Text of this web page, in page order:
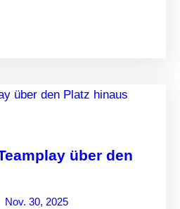
über den
Nov. 30, 2025